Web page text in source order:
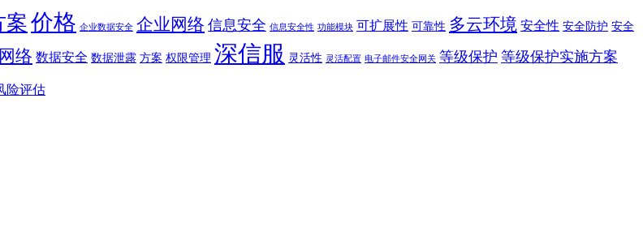
案价格 企业数据安全 企业网络 信息安全 信息安全性 功能模块 可扩展性 可靠性 多云环境 安全性 安全防护 安全
络 数据安全 数据泄露 方案 权限管理 深信服 灵活性 灵活配置 电子邮件安全网关 等级保护 等级保护实施方案
险评估